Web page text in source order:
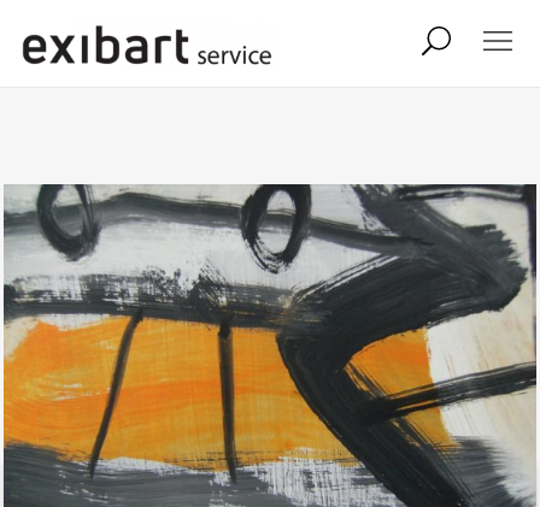
shop
abbonamento
onpaper digital
exibart team exibart.com
contatti
termini e condizioni